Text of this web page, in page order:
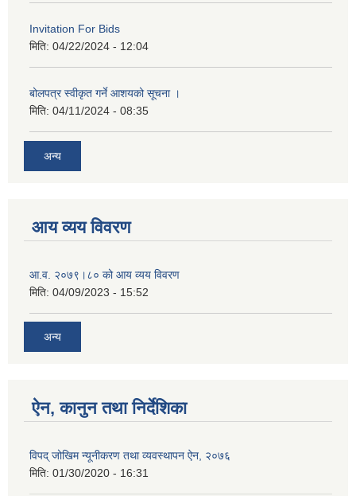
Invitation For Bids
मिति: 04/22/2024 - 12:04
बोलपत्र स्वीकृत गर्ने आशयको सूचना ।
मिति: 04/11/2024 - 08:35
अन्य
आय व्यय विवरण
आ.व. २०७९।८० को आय व्यय विवरण
मिति: 04/09/2023 - 15:52
अन्य
ऐन, कानुन तथा निर्देशिका
विपद् जोखिम न्यूनीकरण तथा व्यवस्थापन ऐन, २०७६
मिति: 01/30/2020 - 16:31